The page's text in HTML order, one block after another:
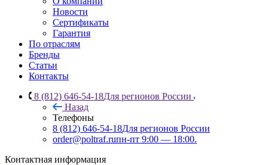
Новости
Сертификаты
Гарантия
По отраслям
Бренды
Статьи
Контакты
8 (812) 646-54-18Для регионов России
Назад
Телефоны
8 (812) 646-54-18Для регионов России
order@poltraf.ruпн-пт 9:00 — 18:00.
Контактная информация